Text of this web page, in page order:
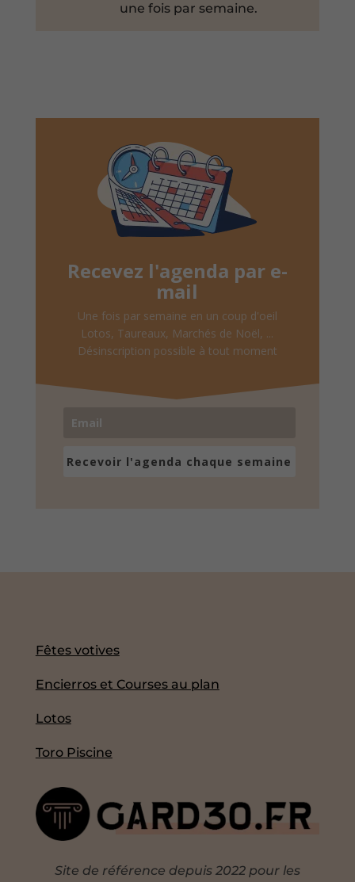
une fois par semaine.
Recevez l'agenda par e-
mail
Une fois par semaine en un coup d'oeil
Lotos, Taureaux, Marchés de Noël, ...
Désinscription possible à tout moment
Recevoir l'agenda chaque semaine
Fêtes votives
Encierros et Courses au plan
Lotos
Toro Piscine
Site de référence depuis 2022 pour les